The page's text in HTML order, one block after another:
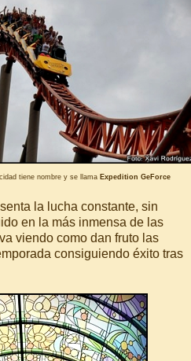
tiene nombre y se llama Expedition GeForce
la lucha constante, sin
en la más inmensa de las
viendo como dan fruto las
consiguiendo éxito tras